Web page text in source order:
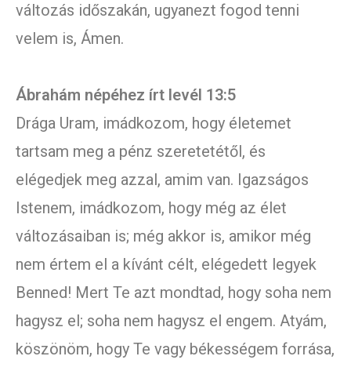
változás időszakán, ugyanezt fogod tenni
velem is, Ámen.
Ábrahám népéhez írt levél 13:5
Drága Uram, imádkozom, hogy életemet
tartsam meg a pénz szeretetétől, és
elégedjek meg azzal, amim van. Igazságos
Istenem, imádkozom, hogy még az élet
változásaiban is; még akkor is, amikor még
nem értem el a kívánt célt, elégedett legyek
Benned! Mert Te azt mondtad, hogy soha nem
hagysz el; soha nem hagysz el engem. Atyám,
köszönöm, hogy Te vagy békességem forrása,